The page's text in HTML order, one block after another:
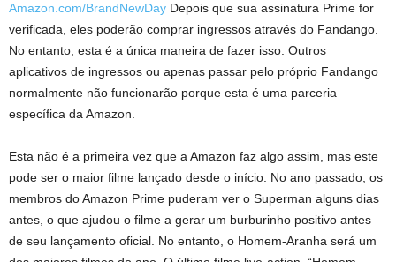
Amazon.com/BrandNewDay Depois que sua assinatura Prime for
verificada, eles poderão comprar ingressos através do Fandango.
No entanto, esta é a única maneira de fazer isso. Outros
aplicativos de ingressos ou apenas passar pelo próprio Fandango
normalmente não funcionarão porque esta é uma parceria
específica da Amazon.
Esta não é a primeira vez que a Amazon faz algo assim, mas este
pode ser o maior filme lançado desde o início. No ano passado, os
membros do Amazon Prime puderam ver o Superman alguns dias
antes, o que ajudou o filme a gerar um burburinho positivo antes
de seu lançamento oficial. No entanto, o Homem-Aranha será um